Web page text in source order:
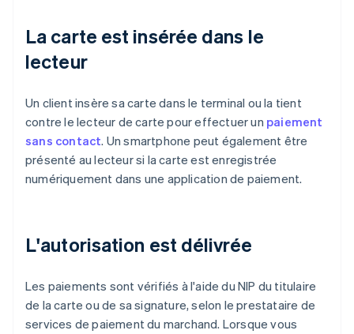
La carte est insérée dans le
lecteur
Un client insère sa carte dans le terminal ou la tient
contre le lecteur de carte pour effectuer un paiement
sans contact. Un smartphone peut également être
présenté au lecteur si la carte est enregistrée
numériquement dans une application de paiement.
L'autorisation est délivrée
Les paiements sont vérifiés à l'aide du NIP du titulaire
de la carte ou de sa signature, selon le prestataire de
services de paiement du marchand. Lorsque vous